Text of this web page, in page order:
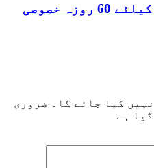
پاکستان کا ایران ٹریڈ کیلئے 60 روزہ خصوصی
کیا جائے گا۔
ضروری
ہے